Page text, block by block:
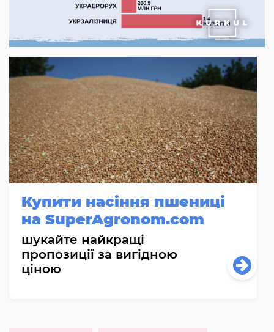
Купити насіння пшениці
на SuperAgronom.com
шукайте найкращі
пропозиції за вигідною
ціною